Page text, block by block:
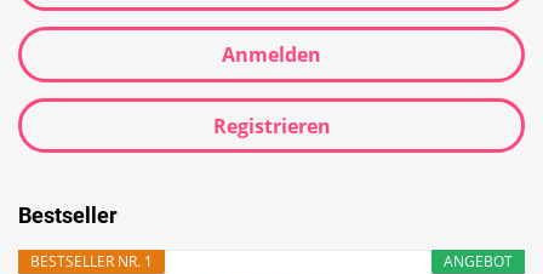
Anmelden
Registrieren
Bestseller
ANGEBOT
BESTSELLER NR. 1